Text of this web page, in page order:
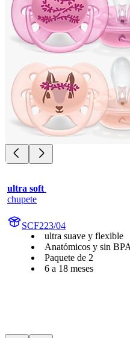
ultra soft
chupete
SCF223/04
ultra suave y flexible
Anatómicos y sin
Paquete de 2
6 a 18 meses